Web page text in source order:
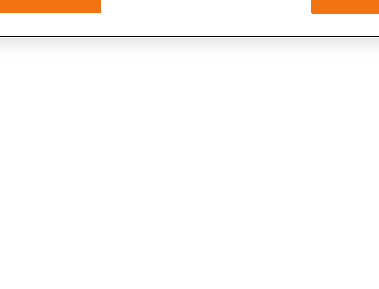
Link different devices